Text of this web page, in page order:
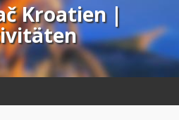
Kroatien |